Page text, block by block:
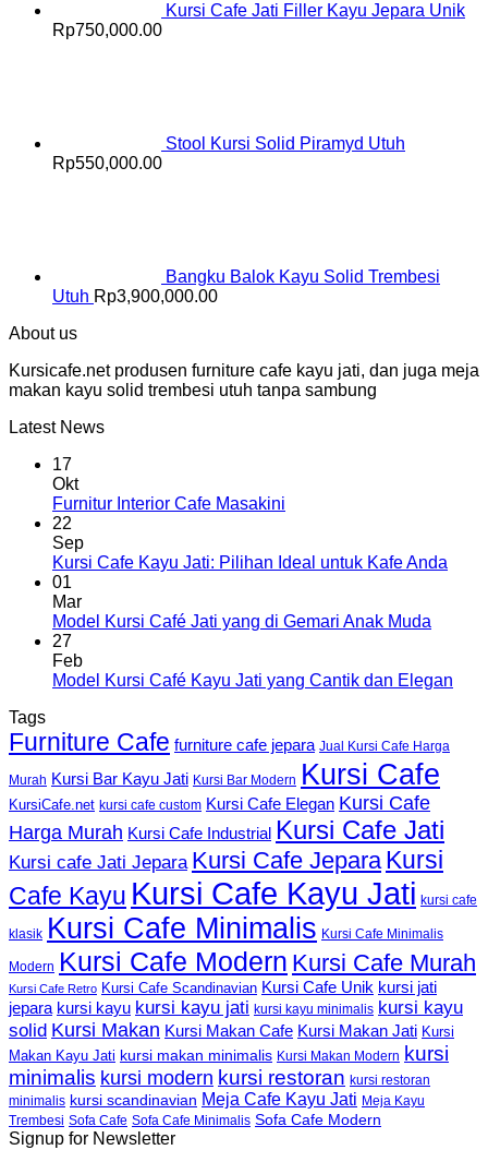
Kursi Cafe Jati Filler Kayu Jepara Unik
Rp750,000.00
Stool Kursi Solid Piramyd Utuh
Rp550,000.00
Bangku Balok Kayu Solid Trembesi
Utuh Rp3,900,000.00
About us
Kursicafe.net produsen furniture cafe kayu jati, dan juga meja
makan kayu solid trembesi utuh tanpa sambung
Latest News
17
Okt
Furnitur Interior Cafe Masakini
22
Sep
Kursi Cafe Kayu Jati: Pilihan Ideal untuk Kafe Anda
01
Mar
Model Kursi Café Jati yang di Gemari Anak Muda
27
Feb
Model Kursi Café Kayu Jati yang Cantik dan Elegan
Tags
Furniture Cafe furniture cafe jepara Jual Kursi Cafe Harga
Murah Kursi Bar Kayu Jati Kursi Bar Modern Kursi Cafe
KursiCafe.net kursi cafe custom Kursi Cafe Elegan Kursi Cafe
Harga Murah Kursi Cafe Industrial Kursi Cafe Jati
Kursi cafe Jati Jepara Kursi Cafe Jepara Kursi
Cafe Kayu Kursi Cafe Kayu Jati kursi cafe
klasik Kursi Cafe Minimalis Kursi Cafe Minimalis
Modern Kursi Cafe Modern Kursi Cafe Murah
Kursi Cafe Retro Kursi Cafe Scandinavian Kursi Cafe Unik kursi jati
jepara kursi kayu kursi kayu jati kursi kayu minimalis kursi kayu
solid Kursi Makan Kursi Makan Cafe Kursi Makan Jati Kursi
Makan Kayu Jati kursi makan minimalis Kursi Makan Modern
kursi
minimalis kursi modern kursi restoran kursi restoran
minimalis kursi scandinavian Meja Cafe Kayu Jati Meja Kayu
Trembesi Sofa Cafe Sofa Cafe Minimalis Sofa Cafe Modern
Signup for Newsletter